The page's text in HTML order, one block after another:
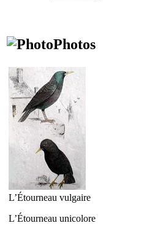
Photos
L’Étourneau vulgaire
L’Étourneau unicolore